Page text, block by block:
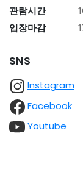
관람시간
입장마감
SNS
Instagram
Facebook
Youtube